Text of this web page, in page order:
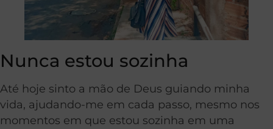
Nunca estou sozinha
Até hoje sinto a mão de Deus guiando minha
vida, ajudando-me em cada passo, mesmo nos
momentos em que estou sozinha em uma